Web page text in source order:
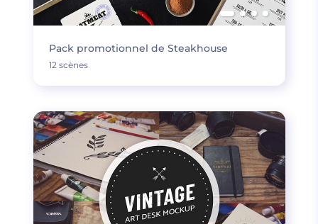
Pack promotionnel de Steakhouse
12 scènes